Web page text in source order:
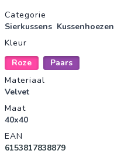
Productgegevens
Categorie
Sierkussens Kussenhoezen
Kleur
Roze
Paars
Materiaal
Velvet
Maat
40x40
EAN
6153817838879